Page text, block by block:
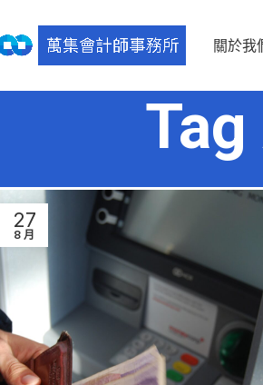
關於我
27
8 月